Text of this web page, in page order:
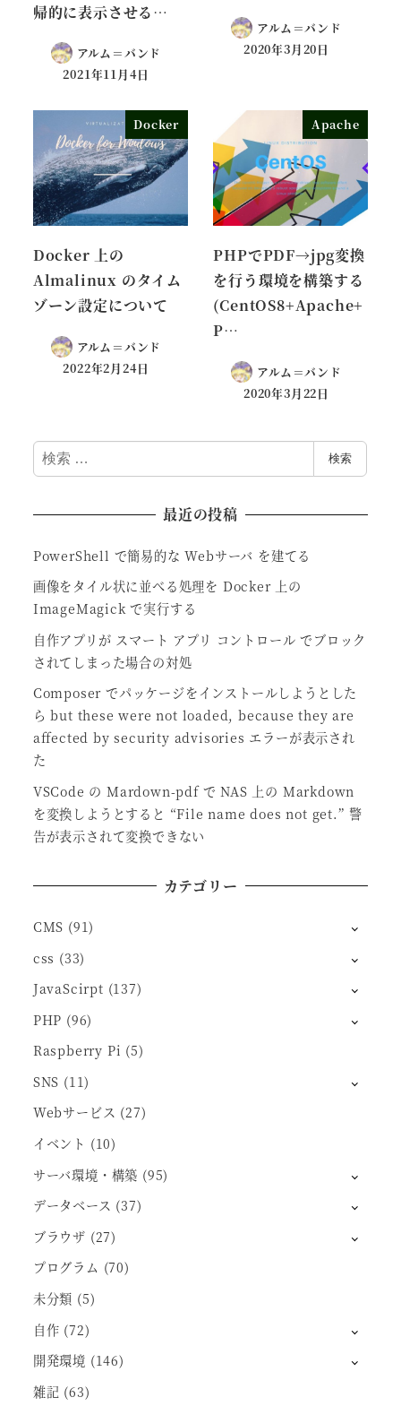
帰的に表示させる…
アルム＝バンド
2021年11月4日
アルム＝バンド
2020年3月20日
Docker
Docker 上の
Almalinux のタイム
ゾーン設定について
アルム＝バンド
2022年2月24日
Apache
PHPでPDF→jpg変換
を行う環境を構築する
(CentOS8+Apache+
P…
アルム＝バンド
2020年3月22日
検
索
検索
最近の投稿
PowerShell で簡易的な Webサーバ を建てる
画像をタイル状に並べる処理を Docker 上の
ImageMagick で実行する
自作アプリが スマート アプリ コントロール でブロック
されてしまった場合の対処
Composer でパッケージをインストールしようとした
ら but these were not loaded, because they are
affected by security advisories エラーが表示され
た
VSCode の Mardown-pdf で NAS 上の Markdown
を変換しようとすると “File name does not get.” 警
告が表示されて変換できない
カテゴリー
CMS (91)
css (33)
JavaScirpt (137)
PHP (96)
Raspberry Pi (5)
SNS (11)
Webサービス (27)
イベント (10)
サーバ環境・構築 (95)
データベース (37)
ブラウザ (27)
プログラム (70)
未分類 (5)
自作 (72)
開発環境 (146)
雑記 (63)